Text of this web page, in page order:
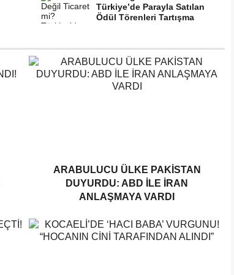
Türkiye’de Parayla Satılan
Ödül Törenleri Tartışma
ARABULUCU ÜLKE PAKISTAN
DUYURDU: ABD ILE İRAN
ANLAŞMAYA VARDI